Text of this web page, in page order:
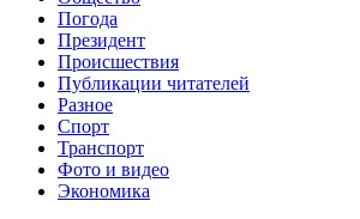
Погода
Президент
Происшествия
Публикации читателей
Разное
Спорт
Транспорт
Фото и видео
Экономика